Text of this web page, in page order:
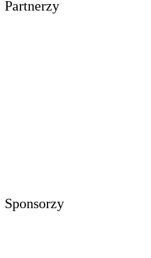
Partnerzy
Sponsorzy